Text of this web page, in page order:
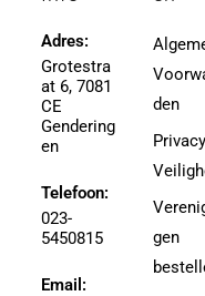
Agapkin, Vasily
Ager, Milton
Agrell, Jeffrey
Agricole-Genin, Paul
Aguilar, Walter Leon
Aguilera, Christina
Ahbez, Eden
Ahle, Johann R.
Ahronheim, Albert
Airto Moreira Ramon
3,5 (4e Divisie)
3-4
3.5
30
3e divisie
4
4,5
Adres:
Grotestra
at 6, 7081
CE
Gendering
en
Telefoon:
023-
5450815
Email:
den
gen